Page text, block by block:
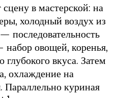
в мастерской: на
холодный воздух из
последовательность
набор овощей, коренья,
вкуса. Затем
охлаждение на
Параллельно куриная